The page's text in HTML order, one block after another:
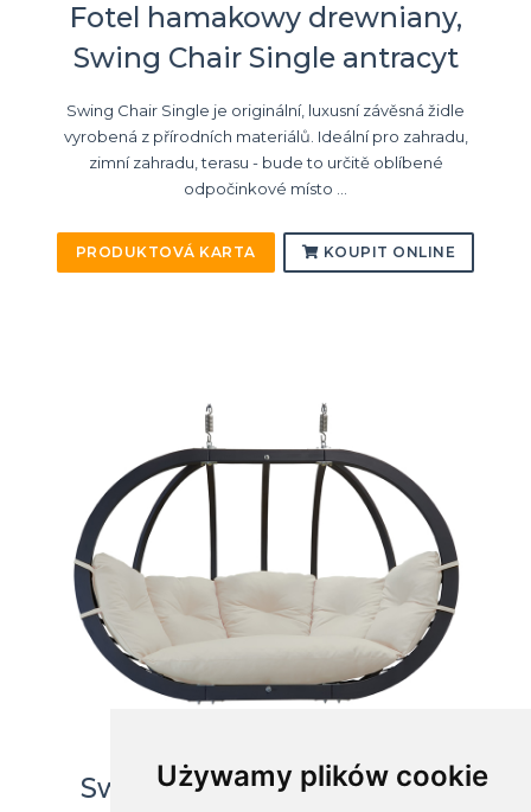
Używamy plików cookie
Fotel hamakowy drewniany,
Swing Chair Single antracyt
Swing Chair Single je originální, luxusní závěsná židle
vyrobená z přírodních materiálů. Ideální pro zahradu,
zimní zahradu, terasu - bude to určitě oblíbené
odpočinkové místo ...
PRODUKTOVÁ KARTA KOUPIT ONLINE
Swing chair double, Swing